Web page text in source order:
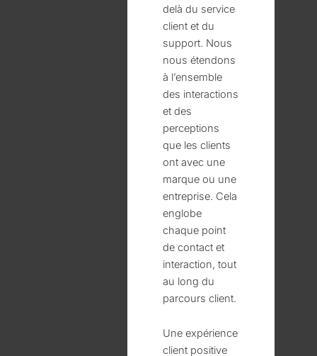
delà du service
client et du
support. Nous
nous étendons
à l’ensemble
des interactions
et des
perceptions
que les clients
ont avec une
marque ou une
entreprise. Cela
englobe
chaque point
de contact et
interaction, tout
au long du
parcours client.
Une expérience
client positive